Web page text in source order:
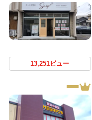
13,251ビュー